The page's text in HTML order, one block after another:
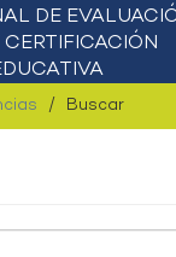
Buscar